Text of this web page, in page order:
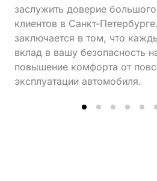
заслужить доверие
клиентов в Санкт-
заключается в том, что
вклад в вашу безопасность
повышение комфорта от
эксплуатации автомобиля.